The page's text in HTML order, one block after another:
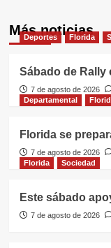
Más noticias
Deportes Florida
Sábado de Rally
7 de agosto de 2026
Departamental
Florida se
7 de agosto de 2026
Florida
Sociedad
Este sábado
7 de agosto de 2026